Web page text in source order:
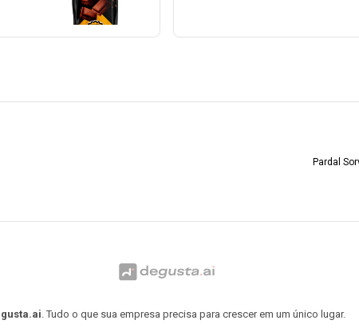
Pardal
. Tudo o que sua empresa precisa para crescer em um único lugar.